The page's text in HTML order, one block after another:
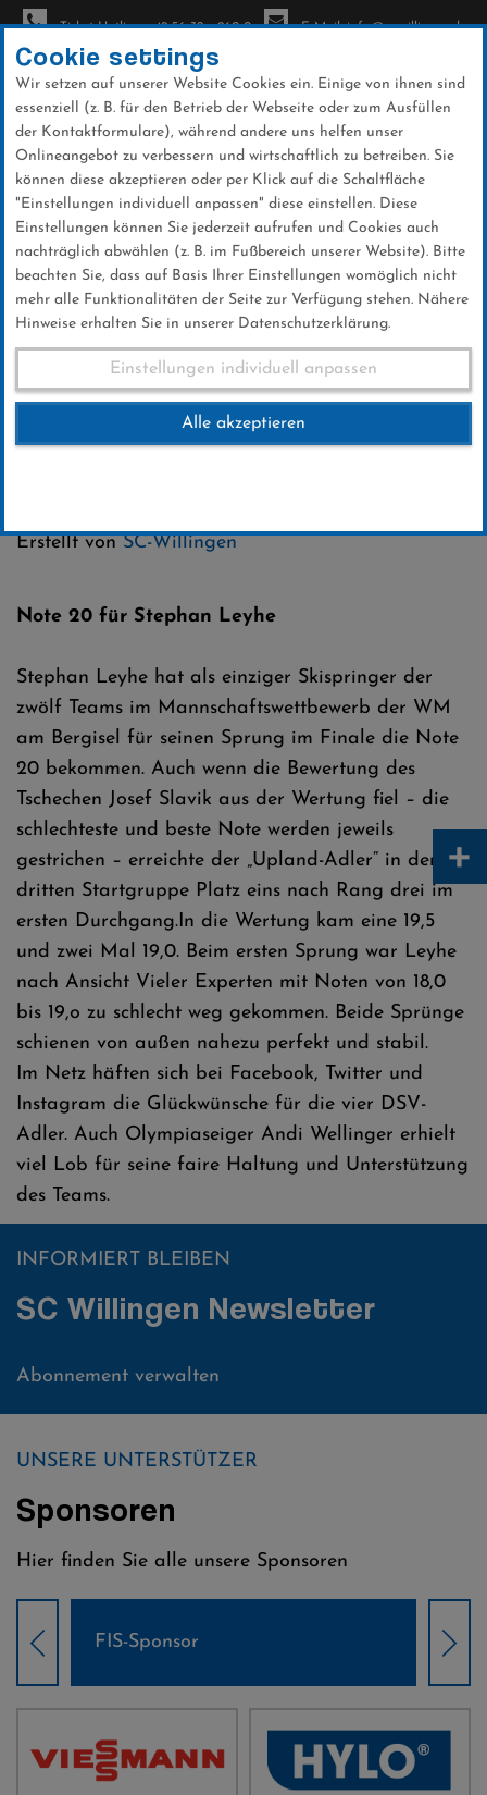
Direkt
zum
Inhalt
Ticket-Hotline: +49 56 32 - 960-0 E-Mail: info@sc-willingen.de
News
WM-Gold mit Note 20 für
Leyhe
Erstellt vonSC-Willingen
Note 20 für Stephan Leyhe
Stephan Leyhe hat als einziger Skispringer der
zwölf Teams im Mannschaftswettbewerb der WM
am Bergisel für seinen Sprung im Finale die Note
20 bekommen. Auch wenn die Bewertung des
Tschechen Josef Slavik aus der Wertung fiel – die
schlechteste und beste Note werden jeweils
gestrichen – erreichte der „Upland-Adler“ in der
dritten Startgruppe Platz eins nach Rang drei im
ersten Durchgang.In die Wertung kam eine 19,5
und zwei Mal 19,0. Beim ersten Sprung war Leyhe
nach Ansicht Vieler Experten mit Noten von 18,0
bis 19,o zu schlecht weg gekommen. Beide Sprünge
schienen von außen nahezu perfekt und stabil.
Im Netz häften sich bei Facebook, Twitter und
Instagram die Glückwünsche für die vier DSV-
Adler. Auch Olympiaseiger Andi Wellinger erhielt
viel Lob für seine faire Haltung und Unterstützung
des Teams.
Cookie settings
Wir setzen auf unserer Website Cookies ein. Einige von ihnen sind
essenziell (z. B. für den Betrieb der Webseite oder zum Ausfüllen
der Kontaktformulare), während andere uns helfen unser
Onlineangebot zu verbessern und wirtschaftlich zu betreiben. Sie
können diese akzeptieren oder per Klick auf die Schaltfläche
"Einstellungen individuell anpassen" diese einstellen. Diese
Einstellungen können Sie jederzeit aufrufen und Cookies auch
nachträglich abwählen (z. B. im Fußbereich unserer Website). Bitte
beachten Sie, dass auf Basis Ihrer Einstellungen womöglich nicht
mehr alle Funktionalitäten der Seite zur Verfügung stehen. Nähere
Hinweise erhalten Sie in unserer Datenschutzerklärung.
Einstellungen individuell anpassen
Alle akzeptieren
INFORMIERT BLEIBEN
SC Willingen Newsletter
Abonnement verwalten
UNSERE UNTERSTÜTZER
Sponsoren
Hier finden Sie alle unsere Sponsoren
Weltcup-Sponsoren Damen
+